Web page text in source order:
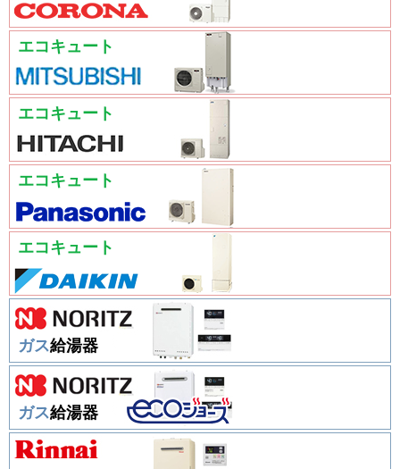
エコキュート
エコキュート
エコキュート
エコキュート
ガス給湯器
ガス給湯器